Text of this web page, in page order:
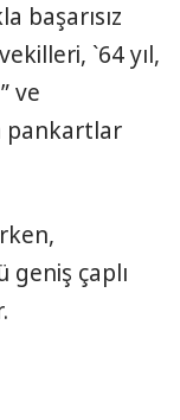
başarısız
`64 yıl,
ve
pankartlar
geniş çaplı